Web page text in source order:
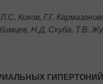
Коков, Г.Г.
Н.Д. Скуба, Т.В.